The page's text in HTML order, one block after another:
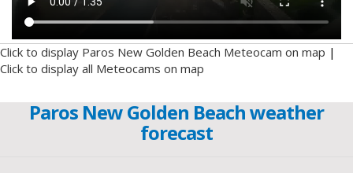
Click to display Paros New Golden Beach Meteocam on map |
Click to display all Meteocams on map
Paros New Golden Beach weather
forecast